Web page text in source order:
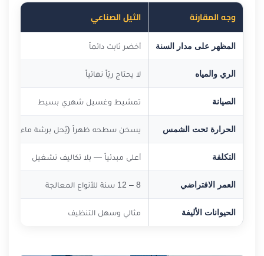
وجه المقارنة الثيل الصناعي
المظهر على مدار السنة أخضر ثابت دائماً
الري والمياه لا يحتاج ريّاً نهائياً
الصيانة تمشيط وغسيل شهري بسيط
الحرارة تحت الشمس يسخن سطحه ظهراً (يُحل برشة ماء
التكلفة أعلى مبدئياً — بلا تكاليف تشغيل
العمر الافتراضي 8 – 12 سنة للأنواع المعالجة
الحيوانات الأليفة مثالي وسهل التنظيف